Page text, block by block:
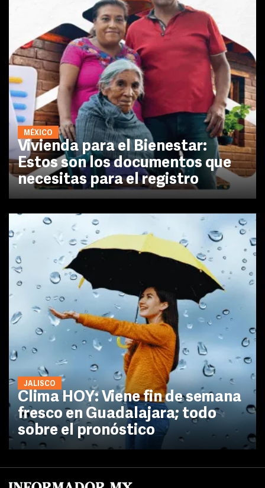
MÉXICO
Vivienda para el Bienestar:
Estos son los documentos que
necesitas para el registro
JALISCO
Clima HOY: Viene fin de semana
fresco en Guadalajara; todo
sobre el pronóstico